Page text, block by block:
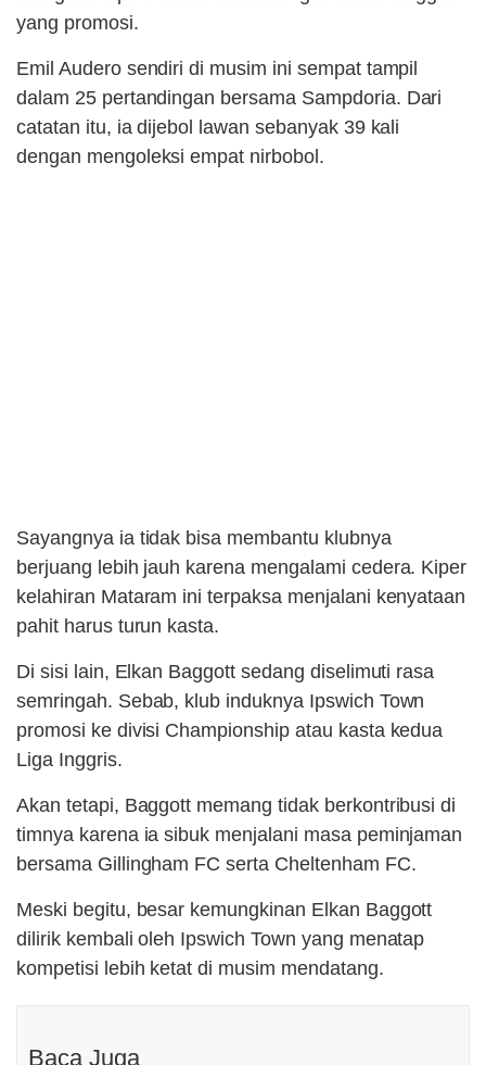
yang promosi.
Emil Audero sendiri di musim ini sempat tampil
dalam 25 pertandingan bersama Sampdoria. Dari
catatan itu, ia dijebol lawan sebanyak 39 kali
dengan mengoleksi empat nirbobol.
Sayangnya ia tidak bisa membantu klubnya
berjuang lebih jauh karena mengalami cedera. Kiper
kelahiran Mataram ini terpaksa menjalani kenyataan
pahit harus turun kasta.
Di sisi lain, Elkan Baggott sedang diselimuti rasa
semringah. Sebab, klub induknya Ipswich Town
promosi ke divisi Championship atau kasta kedua
Liga Inggris.
Akan tetapi, Baggott memang tidak berkontribusi di
timnya karena ia sibuk menjalani masa peminjaman
bersama Gillingham FC serta Cheltenham FC.
Meski begitu, besar kemungkinan Elkan Baggott
dilirik kembali oleh Ipswich Town yang menatap
kompetisi lebih ketat di musim mendatang.
Baca Juga